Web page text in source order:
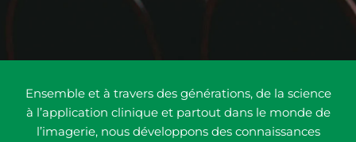
Ensemble et à travers des générations, de la science
à l’application clinique et partout dans le monde de
l’imagerie, nous développons des connaissances